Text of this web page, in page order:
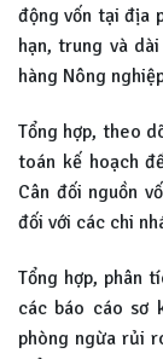
động vốn tại địa
hạn, trung và
hàng Nông
Tổng hợp, theo
toán kế hoạch
Cân đối nguồn
đối với các chi
Tổng hợp, phân
các báo cáo sơ
phòng ngừa rủi